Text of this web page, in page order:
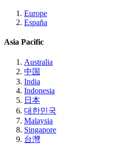
Europe
España
Asia Pacific
Australia
中国
India
Indonesia
日本
대한민국
Malaysia
Singapore
台灣